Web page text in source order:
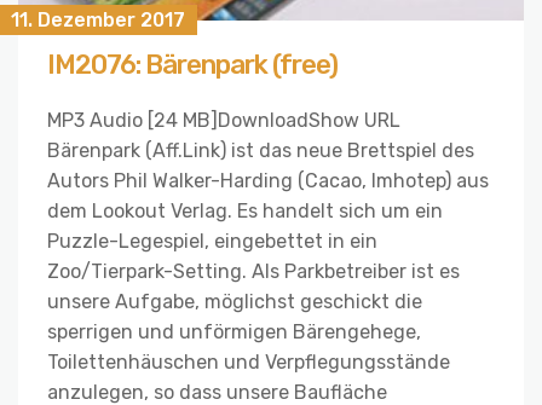
11. Dezember 2017
IM2076: Bärenpark (free)
MP3 Audio [24 MB]DownloadShow URL
Bärenpark (Aff.Link) ist das neue Brettspiel des
Autors Phil Walker-Harding (Cacao, Imhotep) aus
dem Lookout Verlag. Es handelt sich um ein
Puzzle-Legespiel, eingebettet in ein
Zoo/Tierpark-Setting. Als Parkbetreiber ist es
unsere Aufgabe, möglichst geschickt die
sperrigen und unförmigen Bärengehege,
Toilettenhäuschen und Verpflegungsstände
anzulegen, so dass unsere Baufläche